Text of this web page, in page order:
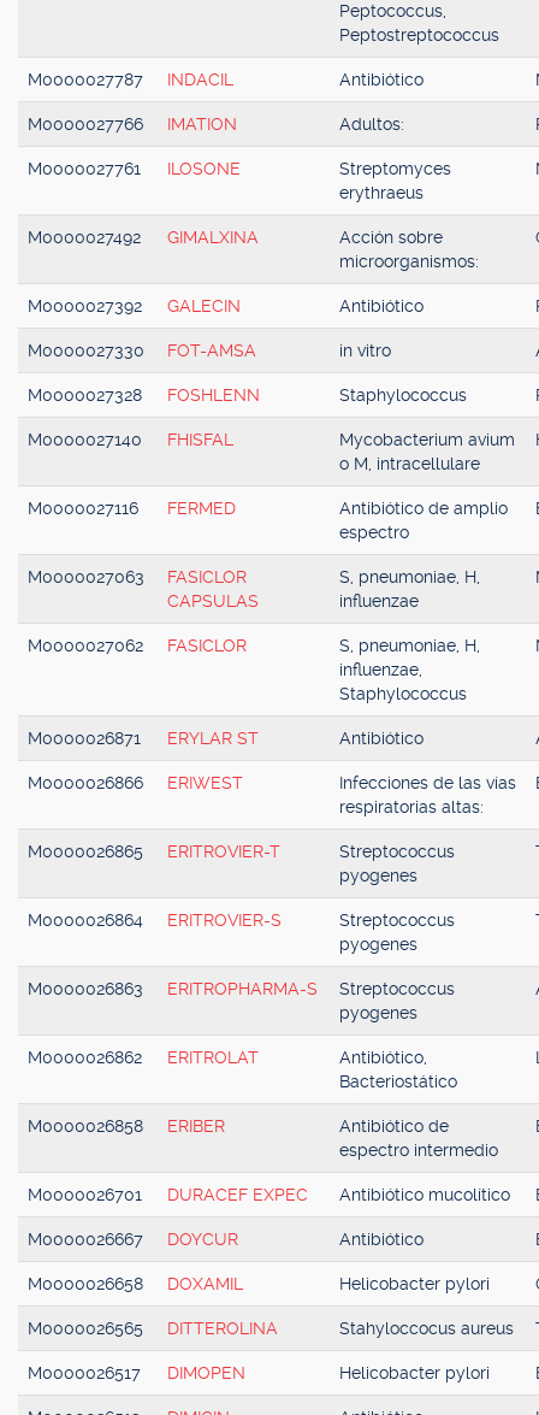
Peptococcus,
Peptostreptococcus
M0000027787 INDACIL Antibiótico
M0000027766 IMATION Adultos:
M0000027761 ILOSONE
Streptomyces
erythraeus
M0000027492 GIMALXINA
Acción sobre
microorganismos:
M0000027392 GALECIN Antibiótico
M0000027330 FOT-AMSA in vitro
M0000027328 FOSHLENN Staphylococcus
M0000027140 FHISFAL
Mycobacterium avium
o M, intracellulare
M0000027116 FERMED
Antibiótico de amplio
espectro
M0000027063
FASICLOR
CAPSULAS
S, pneumoniae, H,
influenzae
M0000027062 FASICLOR
S, pneumoniae, H,
influenzae,
Staphylococcus
M0000026871 ERYLAR ST Antibiótico
M0000026866 ERIWEST
Infecciones de las vías
respiratorias altas:
M0000026865 ERITROVIER-T
Streptococcus
pyogenes
M0000026864 ERITROVIER-S
Streptococcus
pyogenes
M0000026863 ERITROPHARMA-S
Streptococcus
pyogenes
M0000026862 ERITROLAT
Antibiótico,
Bacteriostático
M0000026858 ERIBER
Antibiótico de
espectro intermedio
M0000026701 DURACEF EXPEC Antibiótico mucolítico
M0000026667 DOYCUR Antibiótico
M0000026658 DOXAMIL Helicobacter pylori
M0000026565 DITTEROLINA Stahyloccocus aureus
M0000026517 DIMOPEN Helicobacter pylori